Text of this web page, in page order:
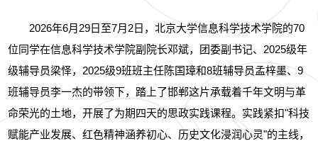
2026年6月29日至7月2日 ，北京大学信息科学技术学院的70
位同学在信息科学技术学院副院长邓斌，团委副书记、2025级年
级辅导员梁怿，2025级9班班主任陈国璋和8班辅导员孟梓墨、9
班辅导员李一杰的带领下，踏上了邯郸这片承载着千年文明与革
命荣光的土地，开展了为期四天的思政实践课程。实践紧扣"科技
赋能产业发展、红色精神涵养初心、历史文化浸润心灵"的主线，